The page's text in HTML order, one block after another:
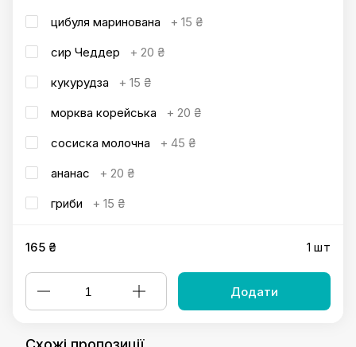
цибуля маринована
+ 15 ₴
сир Чеддер
+ 20 ₴
кукурудза
+ 15 ₴
морква корейська
+ 20 ₴
сосиска молочна
+ 45 ₴
ананас
+ 20 ₴
гриби
+ 15 ₴
165 ₴ 1 шт
Додати